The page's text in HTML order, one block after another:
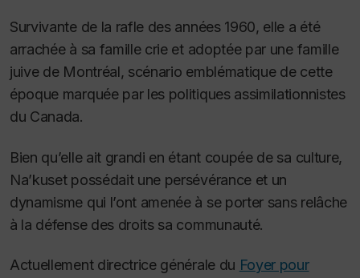
Survivante de la rafle des années 1960, elle a été
arrachée à sa famille crie et adoptée par une famille
juive de Montréal, scénario emblématique de cette
époque marquée par les politiques assimilationnistes
du Canada.
Bien qu’elle ait grandi en étant coupée de sa culture,
Na’kuset possédait une persévérance et un
dynamisme qui l’ont amenée à se porter sans relâche
à la défense des droits sa communauté.
Actuellement directrice générale du Foyer pour